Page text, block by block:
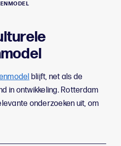
blijft, net als de
in ontwikkeling. Rotterdam
onderzoeken uit, om